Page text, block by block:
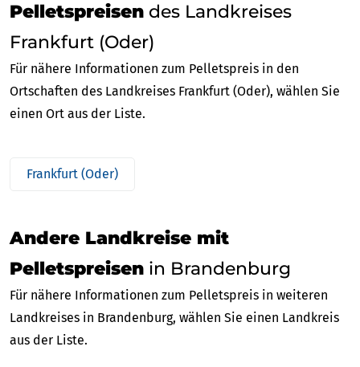
Pelletspreisen des Landkreises
Frankfurt (Oder)
Für nähere Informationen zum Pelletspreis in den
Ortschaften des Landkreises Frankfurt (Oder), wählen Sie
einen Ort aus der Liste.
Frankfurt (Oder)
Andere Landkreise mit
Pelletspreisen in Brandenburg
Für nähere Informationen zum Pelletspreis in weiteren
Landkreises in Brandenburg, wählen Sie einen Landkreis
aus der Liste.